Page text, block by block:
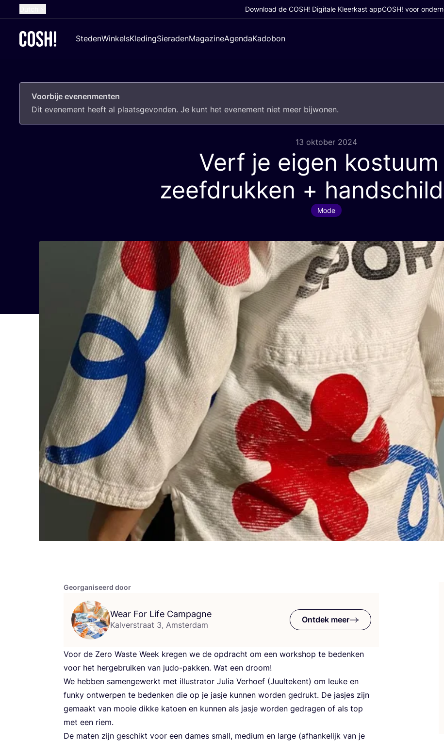
French
German
Croatian
Download de COSH! Digitale Kleerkast appCOSH! voor
StedenWinkelsKledingSieradenMagazineAgendaKadobon
Voorbije evenenmenten
Dit eve­ne­ment heeft al plaats­ge­von­den. Je kunt het eve­ne­ment niet meer bijwonen.
13 oktober 2024
Verf je eigen
zeefdrukken +
Mode
Georganiseerd door
Wear For Life Campagne
Kalverstraat 3, Amsterdam
Ontdek meer
Voor de Zero Was­te Week kre­gen we de opdracht om een work­shop te beden­ken
voor het her­ge­brui­ken van judo-pak­ken. Wat een droom!
We heb­ben samen­ge­werkt met illu­stra­tor Julia Ver­hoef (Juul­te­kent) om leu­ke en
fun­ky ont­wer­pen te beden­ken die op je jas­je kun­nen wor­den gedrukt. De jas­jes zijn
gemaakt van mooie dik­ke katoen en kun­nen als jas­je wor­den gedra­gen of als top
met een riem.
De maten zijn geschikt voor een dames small, medi­um en lar­ge (afhan­ke­lijk van je